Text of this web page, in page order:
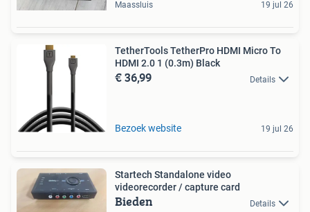
Maassluis 19 jul 26
TetherTools TetherPro HDMI Micro To
HDMI 2.0 1 (0.3m) Black
€ 36,99 Details
Bezoek website 19 jul 26
Startech Standalone video
videorecorder / capture card
Bieden Details